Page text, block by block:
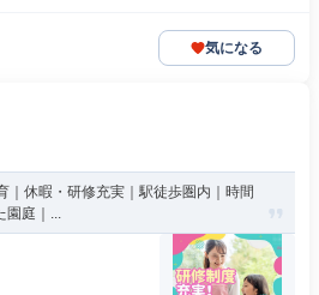
気になる
｜休暇・研修充実｜駅徒歩圏内｜時間
園庭｜...